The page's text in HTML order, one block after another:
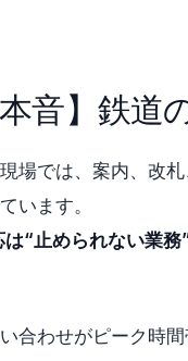
本音】鉄
場では、案内、改
います。
は“止められない業
合わせがピーク時間